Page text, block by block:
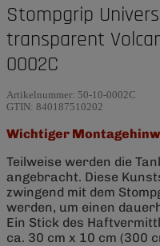
Stompgrip
transparent
0002C
Artikelnummer: 50-10-0002C
GTIN: 840187510202
Wichtiger
Teilweise werden die
angebracht. Diese
zwingend mit dem
werden, um einen
Ein Stick des
ca. 30 cm x 10 cm (300